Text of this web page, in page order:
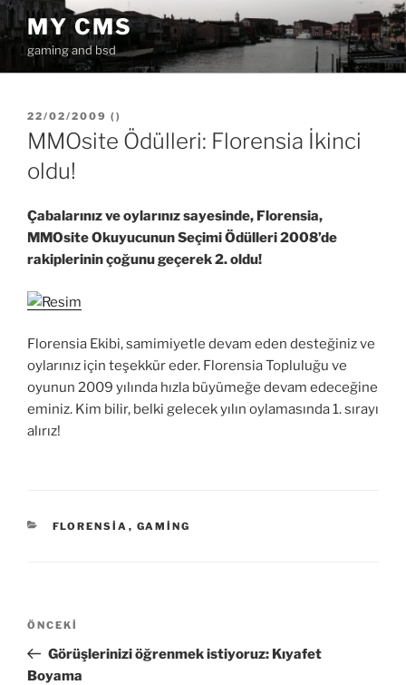
İçeriğe
geç MY CMS
gaming and bsd
YAYIM
TARIHI
22/02/2009 ( )
MMOsite Ödülleri: Florensia İkinci
oldu!
Çabalarınız ve oylarınız sayesinde, Florensia,
MMOsite Okuyucunun Seçimi Ödülleri 2008’de
rakiplerinin çoğunu geçerek 2. oldu!
Florensia Ekibi, samimiyetle devam eden desteğiniz ve
oylarınız için teşekkür eder. Florensia Topluluğu ve
oyunun 2009 yılında hızla büyümeğe devam edeceğine
eminiz. Kim bilir, belki gelecek yılın oylamasında 1. sırayı
alırız!
KATEGORILER
FLORENSIA , GAMING
Yazı
Önceki
Yazı
ÖNCEKI
Görüşlerinizi öğrenmek istiyoruz: Kıyafet
Boyama